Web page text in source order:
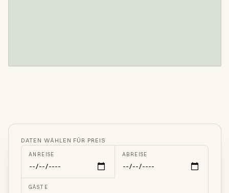
DATEN WÄHLEN FÜR PREIS
ANREISE ABREISE
GÄSTE